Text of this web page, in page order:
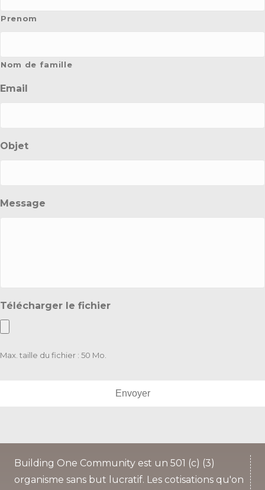
Prenom
Nom de famille
Email
Objet
Message
Télécharger le fichier
Max. taille du fichier : 50 Mo.
Building One Community est un 501 (c) (3)
organisme sans but lucratif. Les cotisations qu'on